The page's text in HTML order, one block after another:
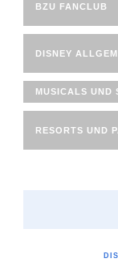
BZU FANCLUB
DISNEY
MUSICALS UND
RESORTS UND